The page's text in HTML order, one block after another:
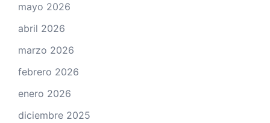
mayo 2026
abril 2026
marzo 2026
febrero 2026
enero 2026
diciembre 2025